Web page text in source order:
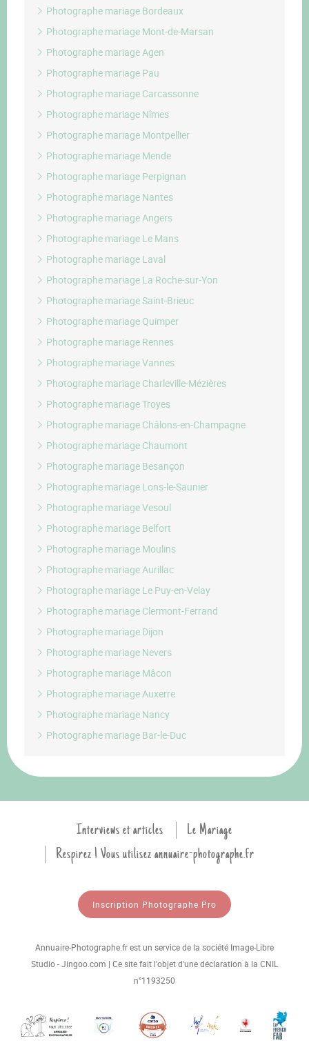
Photographe mariage Bordeaux
Photographe mariage Mont-de-Marsan
Photographe mariage Agen
Photographe mariage Pau
Photographe mariage Carcassonne
Photographe mariage Nîmes
Photographe mariage Montpellier
Photographe mariage Mende
Photographe mariage Perpignan
Photographe mariage Nantes
Photographe mariage Angers
Photographe mariage Le Mans
Photographe mariage Laval
Photographe mariage La Roche-sur-Yon
Photographe mariage Saint-Brieuc
Photographe mariage Quimper
Photographe mariage Rennes
Photographe mariage Vannes
Photographe mariage Charleville-Mézières
Photographe mariage Troyes
Photographe mariage Châlons-en-Champagne
Photographe mariage Chaumont
Photographe mariage Besançon
Photographe mariage Lons-le-Saunier
Photographe mariage Vesoul
Photographe mariage Belfort
Photographe mariage Moulins
Photographe mariage Aurillac
Photographe mariage Le Puy-en-Velay
Photographe mariage Clermont-Ferrand
Photographe mariage Dijon
Photographe mariage Nevers
Photographe mariage Mâcon
Photographe mariage Auxerre
Photographe mariage Nancy
Photographe mariage Bar-le-Duc
Interviews et articles
Le Mariage
Respirez ! Vous utilisez annuaire-photographe.fr
Inscription Photographe Pro
Annuaire-Photographe.fr est un service de la société Image-Libre
Studio - Jingoo.com | Ce site fait l'objet d'une déclaration à la CNIL
n°1193250